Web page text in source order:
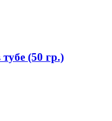
(50 гр.)